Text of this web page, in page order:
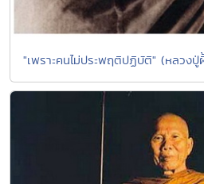
"เพราะคนไม่ประพฤติปฏิบัติ" (หลวงปู่